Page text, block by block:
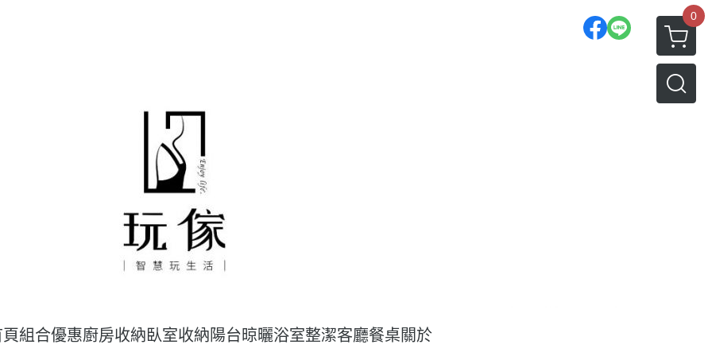
0
組合優惠廚房收納臥室收納陽台晾曬浴室整潔客廳餐桌關於